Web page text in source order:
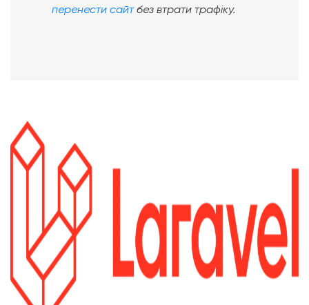
перенести сайтбез втрати трафіку.